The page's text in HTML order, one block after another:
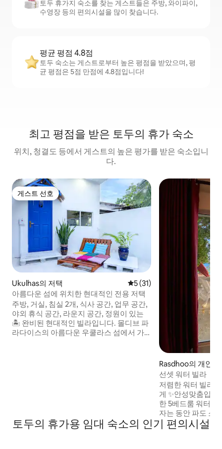
토두 휴가지 숙소를 찾는 게스트들은 주방, 와이파이,
수영장 등의 편의시설을 많이 찾습니다.
평균 평점 4.8점
토두 숙소는 게스트로부터 높은 평점을 받았으며, 평
균 평점은 5점 만점에 4.8점입니다!
최고 평점을 받은 토두의 휴가 숙소
위치, 청결도 등에서 게스트의 높은 평가를 받은 숙소입니
다.
게스트 선호
게스트 선호
Ukulhas의 저택 평점 5점(5점 만점), 후기 31
5 (31)
아름다운 섬에 위치한 현대적인 전용 저택
주방, 거실, 침실 2개, 식사 공간, 업무 공간,
야외 휴식 공간, 라운지 공간, 정원이 있는
🏝 완비된 현대적인 빌라입니다. 몰디브 파
라다이스의 아름다운 우쿨라스 섬에서 가
Rasdhoo의 개인실
선셋 워터 빌라
저렴한 워터 빌라
게 ✨안성맞춤입니다! 해변 바로 앞
한 5베드룸 워터 ✨
자는 동안 파도 소
다리는 아름다운
파티오에서 매일 감상
토두의 휴가용 임대 숙소의 인기 편의시설